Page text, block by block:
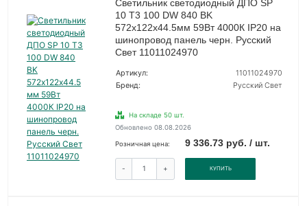
Светильник светодиодный ДПО SP
10 T3 100 DW 840 BK
572х122х44.5мм 59Вт 4000К IP20 на
шинопровод панель черн. Русский
Свет 11011024970
Артикул:
11011024970
Бренд:
Русский Свет
На складе 50 шт.
Обновлено 08.08.2026
Розничная цена: 9 336.73 руб. / шт.
- + КУПИТЬ